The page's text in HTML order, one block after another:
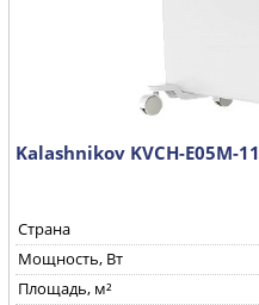
Kalashnikov KVCH-E05M-11
Страна
Mощность, Вт
Площадь, м²